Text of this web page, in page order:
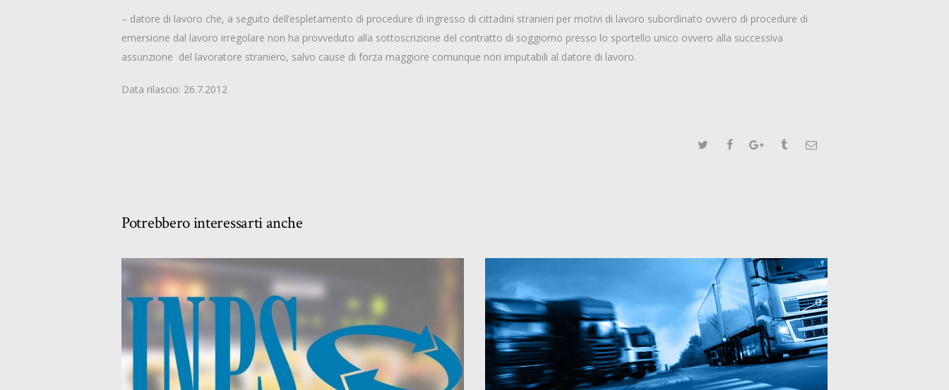
– datore di lavoro che, a seguito dell’espletamento di procedure di ingresso di cittadini stranieri per motivi di lavoro subordinato ovvero di procedure di
emersione dal lavoro irregolare non ha provveduto alla sottoscrizione del contratto di soggiorno presso lo sportello unico ovvero alla successiva
assunzione del lavoratore straniero, salvo cause di forza maggiore comunque non imputabili al datore di lavoro.
Data rilascio: 26.7.2012
Potrebbero interessarti anche